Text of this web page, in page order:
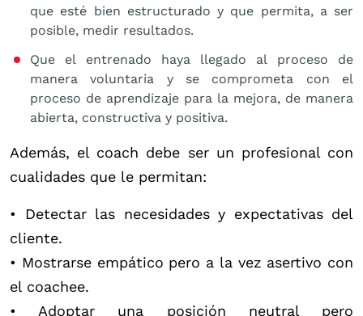
que esté bien estructurado y que permita, a ser
posible, medir resultados.
Que el entrenado haya llegado al proceso de
manera voluntaria y se comprometa con el
proceso de aprendizaje para la mejora, de manera
abierta, constructiva y positiva.
Además, el coach debe ser un profesional con
cualidades que le permitan:
• Detectar las necesidades y expectativas del
cliente.
• Mostrarse empático pero a la vez asertivo con
el coachee.
• Adoptar una posición neutral pero